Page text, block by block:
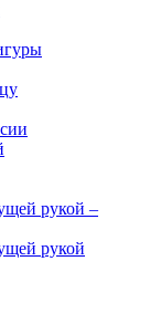
рукой –
рукой